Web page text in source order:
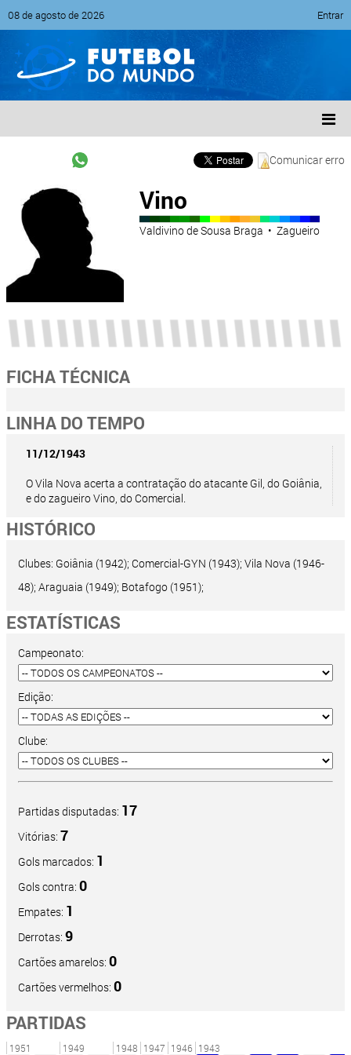
08 de agosto de 2026 Entrar
Comunicar erro
Vino
Valdivino de Sousa Braga • Zagueiro
FICHA TÉCNICA
LINHA DO TEMPO
11/12/1943
O Vila Nova acerta a contratação do atacante Gil, do Goiânia,
e do zagueiro Vino, do Comercial.
HISTÓRICO
Clubes: Goiânia (1942); Comercial-GYN (1943); Vila Nova (1946-
48); Araguaia (1949); Botafogo (1951);
ESTATÍSTICAS
Campeonato:
Edição:
Clube:
Partidas disputadas: 17
Vitórias: 7
Gols marcados: 1
Gols contra: 0
Empates: 1
Derrotas: 9
Cartões amarelos: 0
Cartões vermelhos: 0
PARTIDAS
1951 1949 1948 1947 1946 1943